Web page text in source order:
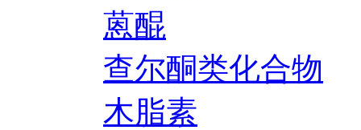
蒽醌
查尔酮类化合物
木脂素